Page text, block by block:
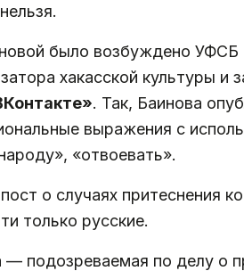
было возбуждено
хакасской культуры
. Так, Баинова
выражения с
«отвоевать».
о случаях притеснения
только русские.
подозреваемая по делу о